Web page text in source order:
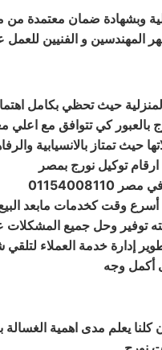
وقت كخدمات مابعد
في غضون 30 ثانية لدينا فريق مركز
إدارة خدمة العملاء
أكمل وجه
يعلم مدى اهمية الغسالة